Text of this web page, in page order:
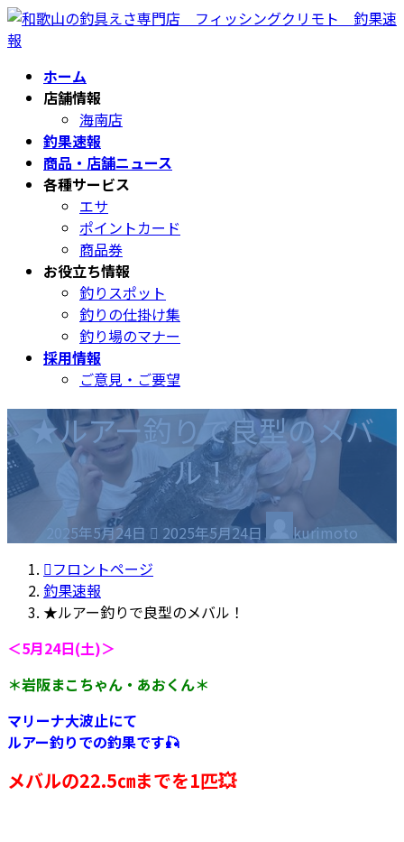
コ
ン
ナ
ビ
ホーム
店舗情報
海南店
釣果速報
商品・店舗ニュース
各種サービス
エサ
ポイントカード
商品券
お役立ち情報
釣りスポット
釣りの仕掛け集
釣り場のマナー
採用情報
ご意見・ご要望
★ルアー釣りで良型のメバ
ル！
2025年5月24日
終
日
2025年5月24日
kurimoto
フロントページ
釣果速報
★ルアー釣りで良型のメバル！
＜5月24日(土)＞
＊岩阪まこちゃん・あおくん＊
マリーナ大波止にて
ルアー釣りでの釣果です🎣
メバルの22.5㎝までを1匹💥